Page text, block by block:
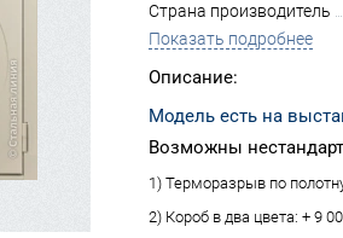
Страна производитель
Показать подробнее
Описание:
Модель есть на
Возможны
1) Терморазрыв по
2) Короб в два цвета: + 9